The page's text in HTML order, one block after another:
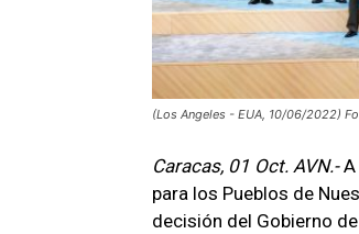
(Los Angeles - EUA, 10/06/2022)
Caracas, 01 Oct. AVN.-
para los Pueblos de
decisión del Gobierno